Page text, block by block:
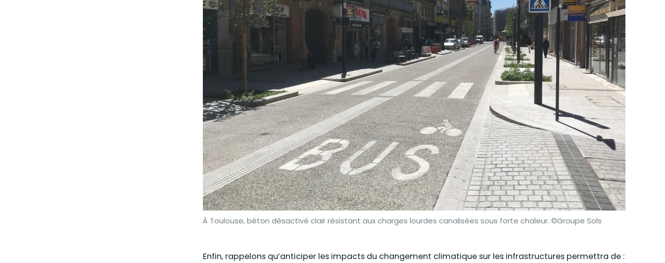
À Toulouse, béton désactivé clair résistant aux charges lourdes canalisées sous forte chaleur. ©Groupe Sols
Enfin, rappelons qu’anticiper les impacts du changement climatique sur les infrastructures permettra de :